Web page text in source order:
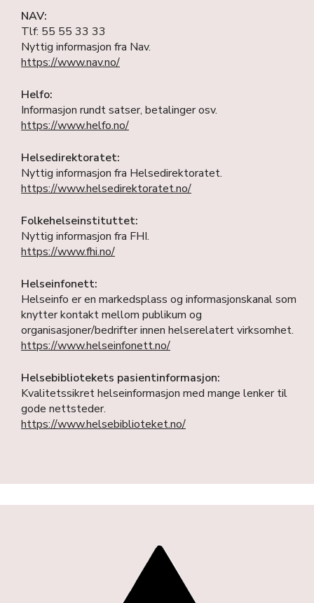
NAV:
Tlf: 55 55 33 33
Nyttig informasjon fra Nav.
https://www.nav.no/
Helfo:
Informasjon rundt satser, betalinger osv.
https://www.helfo.no/
Helsedirektoratet:
Nyttig informasjon fra Helsedirektoratet.
https://www.helsedirektoratet.no/
Folkehelseinstituttet:
Nyttig informasjon fra FHI.
https://www.fhi.no/
Helseinfonett:
Helseinfo er en markedsplass og informasjonskanal som
knytter kontakt mellom publikum og
organisasjoner/bedrifter innen helserelatert virksomhet.
https://www.helseinfonett.no/
Helsebibliotekets pasientinformasjon:
Kvalitetssikret helseinformasjon med mange lenker til
gode nettsteder.
https://www.helsebiblioteket.no/